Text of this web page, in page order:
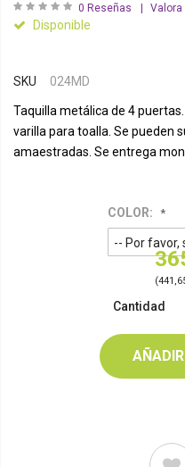
0 Reseñas
Disponible
SKU 024MD
Taquilla metálica de 4
varilla para toalla. Se pueden
amaestradas. Se entrega
COLOR:
Cantidad